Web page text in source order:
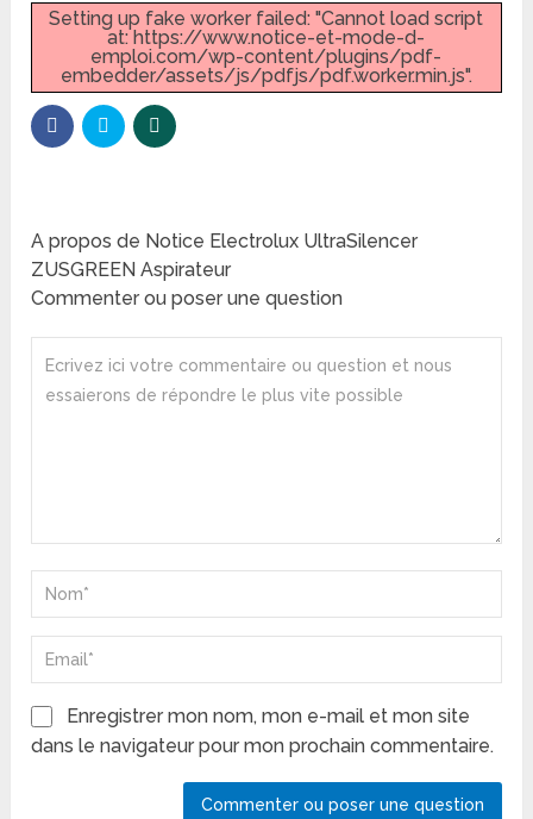
Setting up fake worker failed: "Cannot load script
at: https://www.notice-et-mode-d-
emploi.com/wp-content/plugins/pdf-
embedder/assets/js/pdfjs/pdf.worker.min.js".
A propos de Notice Electrolux UltraSilencer
ZUSGREEN Aspirateur
Commenter ou poser une question
Enregistrer mon nom, mon e-mail et mon site
dans le navigateur pour mon prochain commentaire.